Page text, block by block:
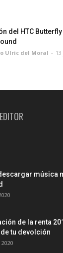
del HTC Butterfly
Ulric del Moral -
música
de la renta
tu devolción